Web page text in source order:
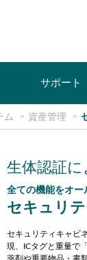
サポート
ム 資産管理
生体認証
全ての機能をオー
セキュリ
セキュリティキャビ
現、ICタグと重量で
薬剤や重要物品・書